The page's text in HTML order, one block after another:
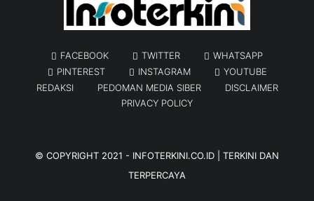
FACEBOOK TWITTER
WHATSAPP
PINTEREST
INSTAGRAM
YOUTUBE
REDAKSI
PEDOMAN MEDIA SIBER
DISCLAIMER
PRIVACY POLICY
© COPYRIGHT 2021 - INFOTERKINI.CO.ID | TERKINI DAN
TERPERCAYA